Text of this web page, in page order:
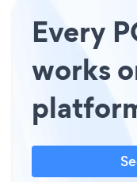
Every
works